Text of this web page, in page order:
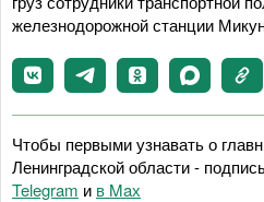
железнодорожной станции
Чтобы первыми узнавать о
Ленинградской области -
Telegram и в Maх